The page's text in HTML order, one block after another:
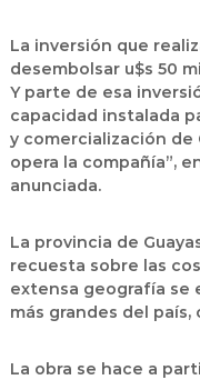
La inversión que
desembolsar u$s 50
Y parte de esa
capacidad instalada
y comercialización de
opera la compañía”,
anunciada.
La provincia de
recuesta sobre las
extensa geografía se
más grandes del país,
La obra se hace a